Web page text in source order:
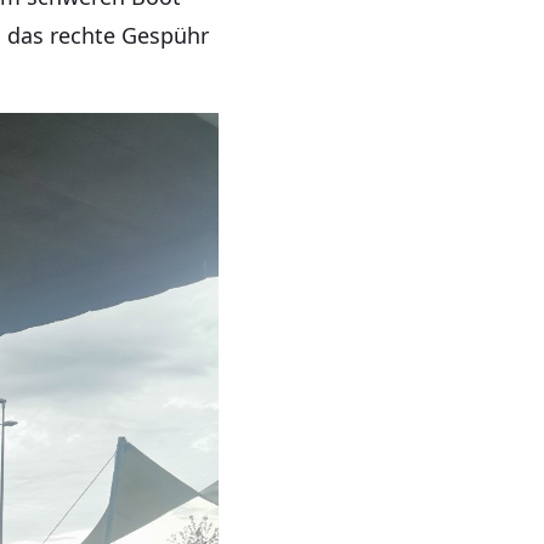
rechte Gespühr